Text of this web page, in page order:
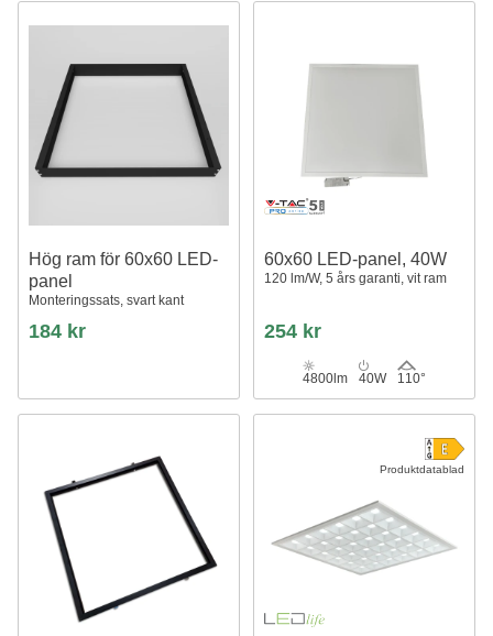
Hög ram för 60x60 LED-
panel
Monteringssats, svart kant
184 kr
60x60 LED-panel, 40W
120 lm/W, 5 års garanti, vit ram
254 kr
4800lm 40W 110°
Produktdatablad